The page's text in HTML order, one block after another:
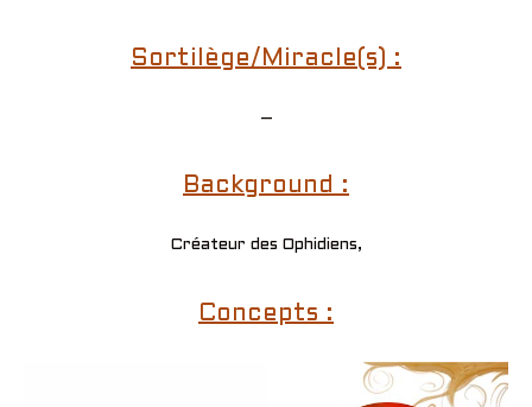
Sortilège/Miracle(s) :
–
Background :
Créateur des Ophidiens,
Concepts :